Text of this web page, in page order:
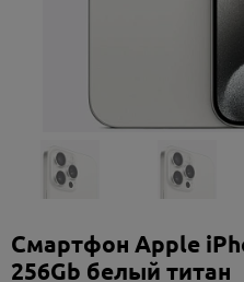
Смартфон Apple
256Gb белый титан